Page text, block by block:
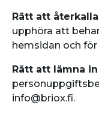
Rätt att
upphöra att
hemsidan och
Rätt att lämna
info@briox.fi.